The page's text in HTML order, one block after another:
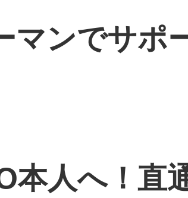
マンでサポ
本人へ！直